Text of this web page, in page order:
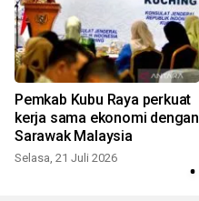
Pemkab Kubu Raya perkuat
kerja sama ekonomi dengan
Sarawak Malaysia
Selasa, 21 Juli 2026